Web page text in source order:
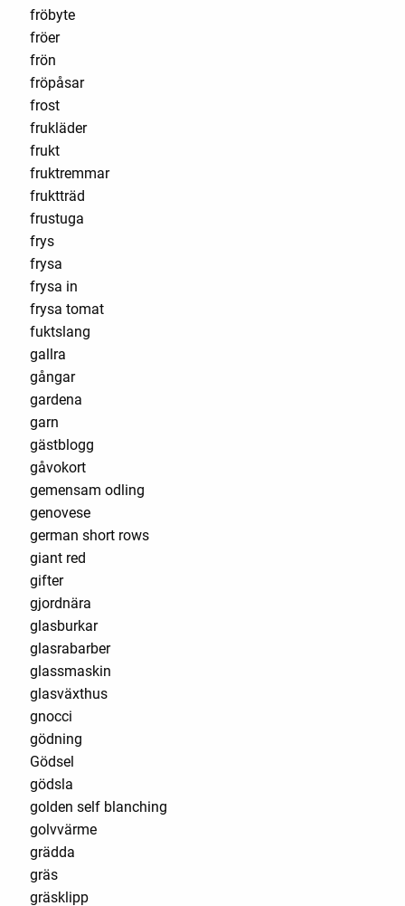
fröbyte
fröer
frön
fröpåsar
frost
frukläder
frukt
fruktremmar
fruktträd
frustuga
frys
frysa
frysa in
frysa tomat
fuktslang
gallra
gångar
gardena
garn
gästblogg
gåvokort
gemensam odling
genovese
german short rows
giant red
gifter
gjordnära
glasburkar
glasrabarber
glassmaskin
glasväxthus
gnocci
gödning
Gödsel
gödsla
golden self blanching
golvvärme
grädda
gräs
gräsklipp